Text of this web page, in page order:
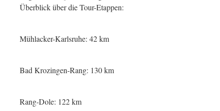
Überblick über die Tour-Etappen:
Mühlacker-Karlsruhe: 42 km
Bad Krozingen-Rang: 130 km
Rang-Dole: 122 km